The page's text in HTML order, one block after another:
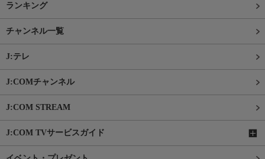
ランキング
チャンネル一覧
J:テレ
J:COMチャンネル
J:COM STREAM
J:COM TVサービスガイド